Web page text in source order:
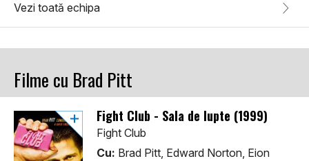
Vezi toată echipa
Filme cu Brad Pitt
Fight Club - Sala de lupte (1999)
Fight Club
Cu: Brad Pitt, Edward Norton, Eion